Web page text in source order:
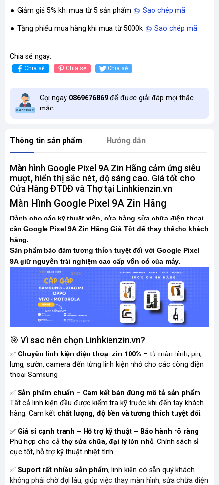
Giảm giá 5% khi mua từ 5 sản phẩm Sao chép mã
Tặng phiếu mua hàng khi mua từ 5000k Sao chép mã
Chia sẻ ngay:
Chia sẻ Chia sẻ Chia sẻ
Gọi ngay 0869676869 để được giải đáp mọi thắc
mắc
Thông tin sản phẩm Hướng dẫn
Màn hình Google Pixel 9A Zin Hãng cảm ứng siêu
mượt, hiển thị sắc nét, độ sáng cao. Giá tốt cho
Cửa Hàng ĐTDĐ và Thợ tại Linhkienzin.vn
Màn Hình Google Pixel 9A Zin Hãng
Dành cho các kỹ thuật viên, cửa hàng sửa chữa điện thoại
cần Google Pixel 9A Zin Hãng Giá Tốt để thay thế cho khách
hàng.
Sản phẩm bảo đảm tương thích tuyệt đối với Google Pixel
9A giữ nguyên trải nghiệm cao cấp vốn có của máy.
🎯 Vì sao nên chọn Linhkienzin.vn?
✅ Chuyên linh kiện điện thoại zin 100% – từ màn hình, pin,
lưng, sườn, camera đến từng linh kiện nhỏ cho các dòng điện
thoại Samsung
✅ Sản phẩm chuẩn – Cam kết bán đúng mô tả sản phẩm
Tất cả linh kiện đều được kiểm tra kỹ trước khi đến tay khách
hàng. Cam kết chất lượng, độ bền và tương thích tuyệt đối.
✅ Giá sỉ cạnh tranh – Hỗ trợ kỹ thuật – Bảo hành rõ ràng
Phù hợp cho cả thợ sửa chữa, đại lý lớn nhỏ. Chính sách sỉ
cực tốt, hỗ trợ kỹ thuật nhiệt tình
✅ Suport rất nhiều sản phẩm, linh kiện có sẵn quý khách
không phải chờ đợi lâu, giúp việc thay màn hình, sửa chữa điện